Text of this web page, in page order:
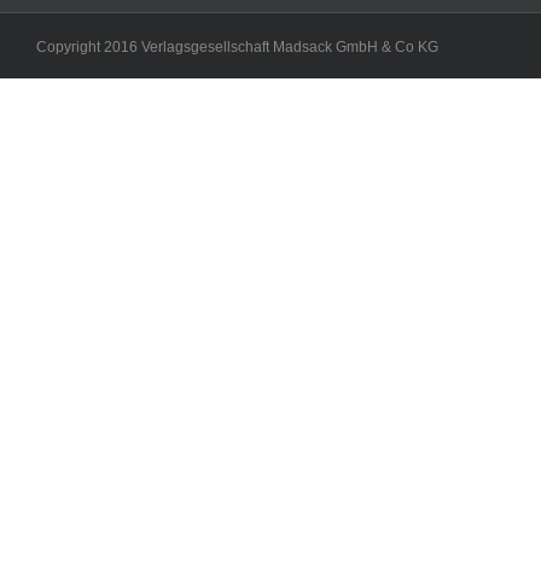
Copyright 2016 Verlagsgesellschaft Madsack GmbH & Co KG